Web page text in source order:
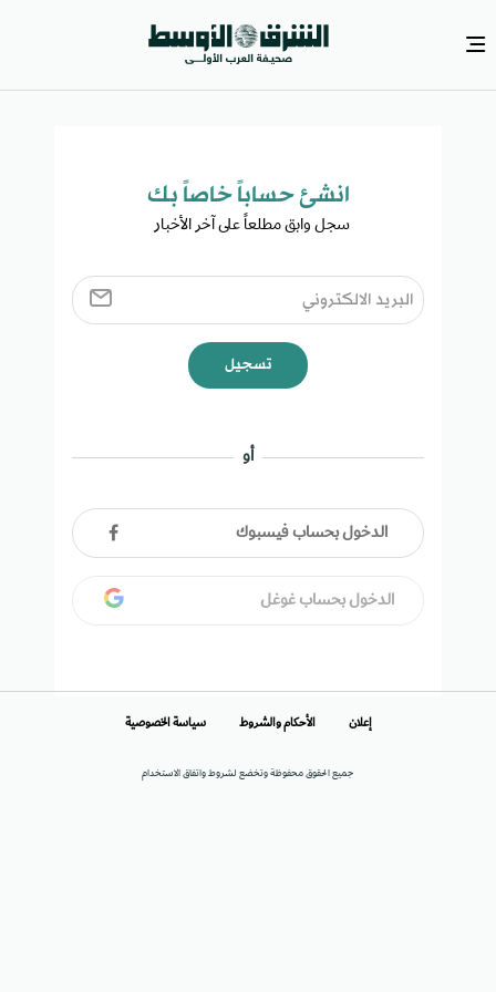
انشئ حساباً خاصاً بك​
سجل وابق مطلعاً على آخر الأخبار ​
تسجيل
أو
الدخول بحساب فيسبوك
الدخول بحساب غوغل
جميع الحقوق محفوظة وتخضع لشروط واتفاق الاستخدام
إعلان الأحكام والشروط سياسة الخصوصية